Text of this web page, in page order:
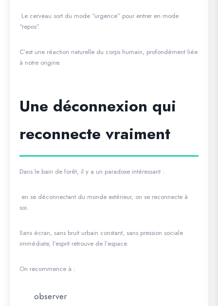
Le cerveau sort du mode “urgence” pour entrer en mode
“repos”.
C’est une réaction naturelle du corps humain, profondément liée
à notre origine.
Une déconnexion qui
reconnecte vraiment
Dans le bain de forêt, il y a un paradoxe intéressant :
en se déconnectant du monde extérieur, on se reconnecte à
soi.
Sans écran, sans bruit urbain constant, sans pression sociale
immédiate, l’esprit retrouve de l’espace.
On recommence à :
observer